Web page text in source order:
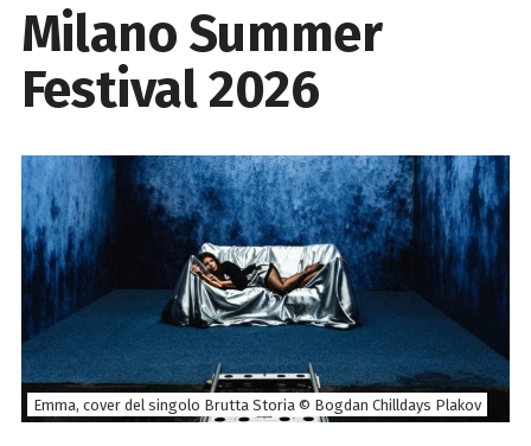
Milano Summer
Festival 2026
Emma, cover del singolo Brutta Storia © Bogdan Chilldays Plakov